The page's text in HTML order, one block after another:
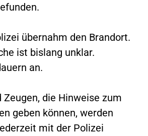
übernahm den Brandort.
ist bislang unklar.
an.
Zeugen, die Hinweise zum
geben können, werden
mit der Polizei